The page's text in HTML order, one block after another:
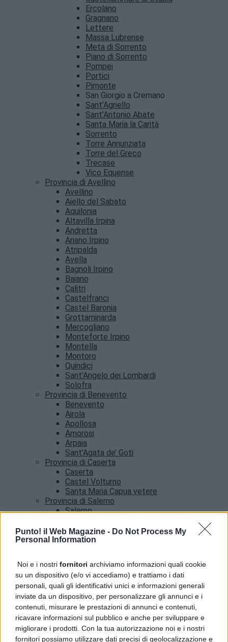
Punto! il Web Magazine - Do Not Process My
Personal Information
Noi e i nostri fornitori archiviamo informazioni quali cookie
su un dispositivo (e/o vi accediamo) e trattiamo i dati
personali, quali gli identificativi unici e informazioni generali
inviate da un dispositivo, per personalizzare gli annunci e i
contenuti, misurare le prestazioni di annunci e contenuti,
ricavare informazioni sul pubblico e anche per sviluppare e
migliorare i prodotti. Con la tua autorizzazione noi e i nostri
fornitori possiamo utilizzare dati precisi di geolocalizzazione e
Ercolano
Gragnano
Lettere
Massa Lubrense
Meta di Sorrento
Piano di Sorrento
Pompei
Portici
Pimonte
San Giorgio a Cremano
Sant’Agnello
Sant’Antonio Abate
Santa Maria la Carità
Sorrento
Torre Annunziata
Torre del Greco
Trecase
Vico Equense
Provincia di Avellino
Avellino
Aiello del Sabato
Aquilonia
Altavilla Irpina
Andretta
Ariano Irpino
Atripalda
Avella
Bagnoli Irpino
Baiano
Calitri
Castelfranci
Castel Baronia
Grottaminarda
Mercogliano
Monteforte Irpino
Montella
Montoro
Quindici
Sant’Angelo dei Lombardi
Solofra
Provincia di Benevento
Benevento
Airola
Apollosa
Amorosi
Arpaia
Sant’Agata de’ Goti
Provincia di Caserta
Caserta
Castel Volturno
Santa Maria Capua vetere
Provincia di Salerno
Salerno
Amalfi
Angri
Addio a Francesco Guccini, il poeta della musica
italiana si è spento